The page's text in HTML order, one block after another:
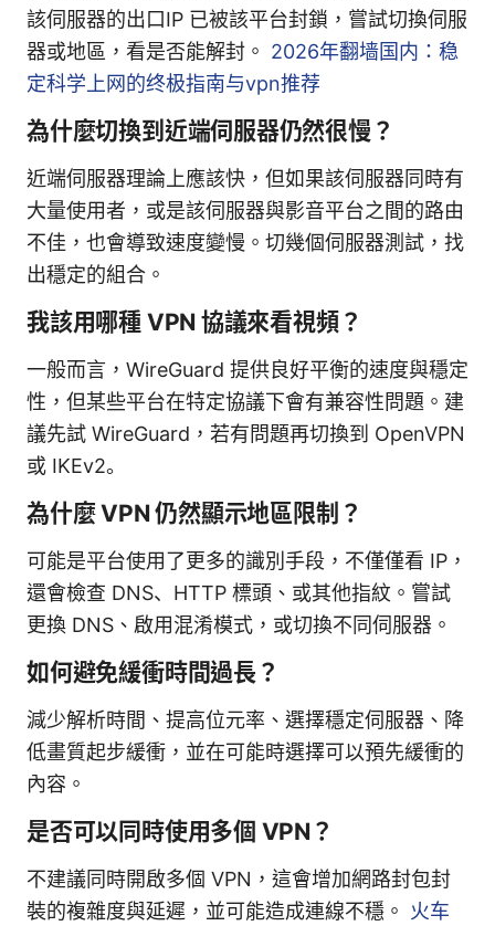
該伺服器的出口IP 已被該平台封鎖，嘗試切換伺服
器或地區，看是否能解封。 2026年翻墙国内：稳
定科学上网的终极指南与vpn推荐
為什麼切換到近端伺服器仍然很慢？
近端伺服器理論上應該快，但如果該伺服器同時有
大量使用者，或是該伺服器與影音平台之間的路由
不佳，也會導致速度變慢。切幾個伺服器測試，找
出穩定的組合。
我該用哪種 VPN 協議來看視頻？
一般而言，WireGuard 提供良好平衡的速度與穩定
性，但某些平台在特定協議下會有兼容性問題。建
議先試 WireGuard，若有問題再切換到 OpenVPN
或 IKEv2。
為什麼 VPN 仍然顯示地區限制？
可能是平台使用了更多的識別手段，不僅僅看 IP，
還會檢查 DNS、HTTP 標頭、或其他指紋。嘗試
更換 DNS、啟用混淆模式，或切換不同伺服器。
如何避免緩衝時間過長？
減少解析時間、提高位元率、選擇穩定伺服器、降
低畫質起步緩衝，並在可能時選擇可以預先緩衝的
內容。
是否可以同時使用多個 VPN？
不建議同時開啟多個 VPN，這會增加網路封包封
裝的複雜度與延遲，並可能造成連線不穩。 火车